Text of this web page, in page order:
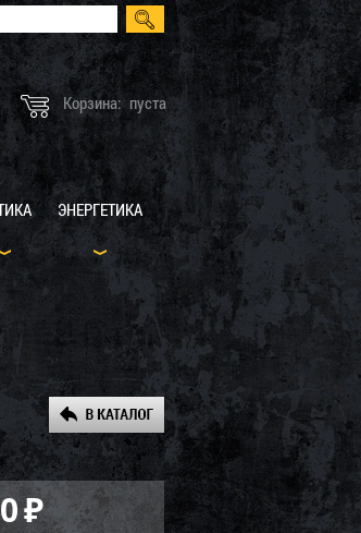
Корзина: пуста
ЭНЕРГЕТИКА
₽